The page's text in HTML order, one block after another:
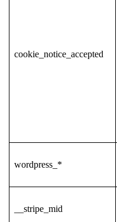
cookie_notice_accepted
wordpress_*
__stripe_mid